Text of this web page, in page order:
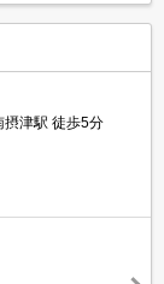
摂津駅 徒歩5分